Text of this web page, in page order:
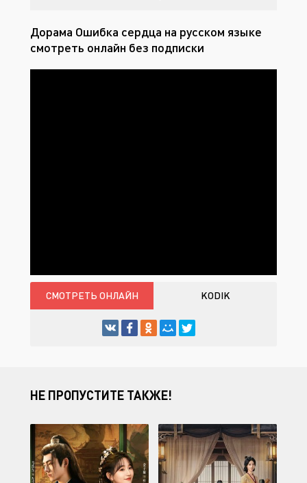
Дорама Ошибка сердца на русском языке
смотреть онлайн без подписки
СМОТРЕТЬ ОНЛАЙН KODIK
НЕ ПРОПУСТИТЕ ТАКЖЕ!